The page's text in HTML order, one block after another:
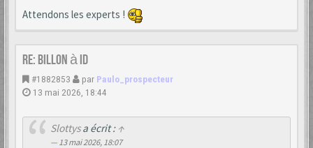
Attendons les experts !
Re: Billon à ID
#1882853 par Paulo_prospecteur
13 mai 2026, 18:44
Slottysa écrit : ↑
13 mai 2026, 18:07